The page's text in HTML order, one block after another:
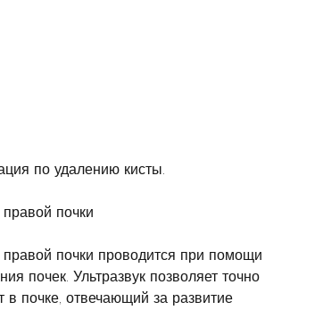
по удалению кисты.
правой почки
правой почки проводится при помощи
почек. Ультразвук позволяет точно
в почке, отвечающий за развитие